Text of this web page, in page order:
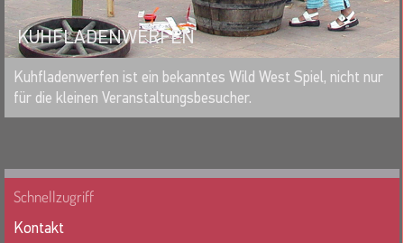
KUHFLADENWERFEN
MERKEN
Kuhfladenwerfen ist ein bekanntes Wild West Spiel, nicht nur
für die kleinen Veranstaltungsbesucher.
Schnellzugriff
Kontakt